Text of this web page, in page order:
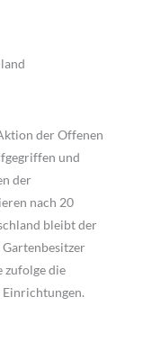
der Offenen
und
der
nach 20
bleibt der
zufolge die